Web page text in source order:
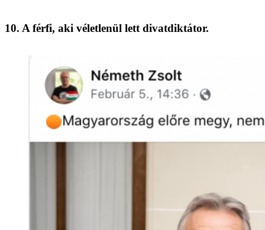
10. A férfi, aki véletlenül lett divatdiktátor.